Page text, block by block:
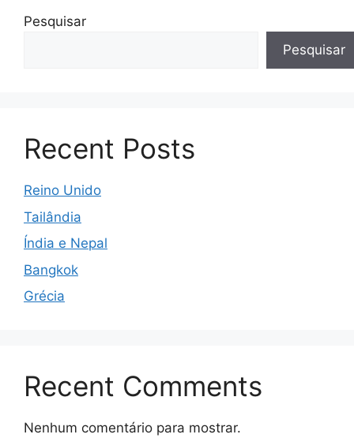
Pesquisar
Pesquisar
Recent Posts
Reino Unido
Tailândia
Índia e Nepal
Bangkok
Grécia
Recent Comments
Nenhum comentário para mostrar.